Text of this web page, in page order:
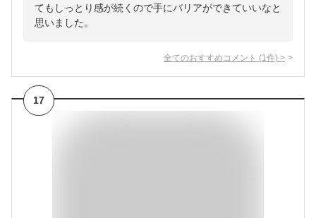
てもしっとり感が続くので手にバリアができていいなと
思いました。
全てのおすすめコメント (1 件) >
17